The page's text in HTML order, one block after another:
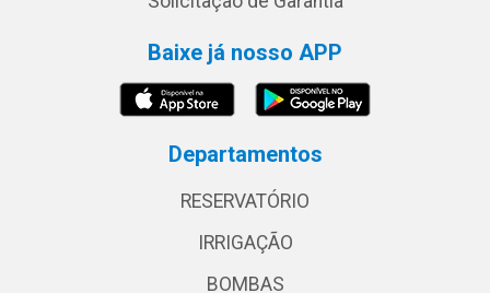
Baixe já nosso APP
Departamentos
RESERVATÓRIO
IRRIGAÇÃO
BOMBAS